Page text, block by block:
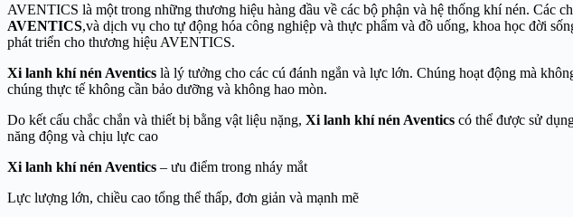
AVENTICS là một trong những thương hiệu hàng đầu về các bộ phận và hệ thống khí nén. Các
AVENTICS,và dịch vụ cho tự động hóa công nghiệp và thực phẩm và đồ uống, khoa học đời
phát triển cho thương hiệu AVENTICS.
Xi lanh khí nén Aventics là lý tưởng cho các cú đánh ngắn và lực lớn. Chúng hoạt động mà
chúng thực tế không cần bảo dưỡng và không hao mòn.
Do kết cấu chắc chắn và thiết bị bằng vật liệu nặng, Xi lanh khí nén Aventics có thể được sử
năng động và chịu lực cao
Xi lanh khí nén Aventics – ưu điểm trong nháy mắt
Lực lượng lớn, chiều cao tổng thể thấp, đơn giản và mạnh mẽ